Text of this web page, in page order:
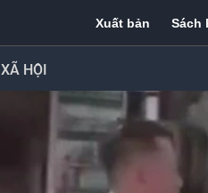
Xuất bản Sách
XÃ HỘI